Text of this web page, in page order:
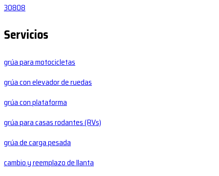
30808
Servicios
grúa para motocicletas
grúa con elevador de ruedas
grúa con plataforma
grúa para casas rodantes (RVs)
grúa de carga pesada
cambio y reemplazo de llanta